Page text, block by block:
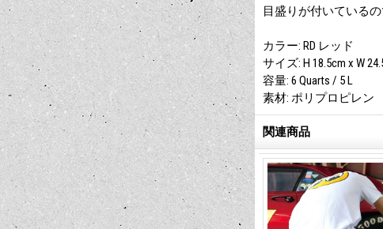
目盛りが付いている
カラー: RD レッド
サイズ: H 18.5cm x W
容量: 6 Quarts / 5 L
素材: ポリプロピレン
関連商品